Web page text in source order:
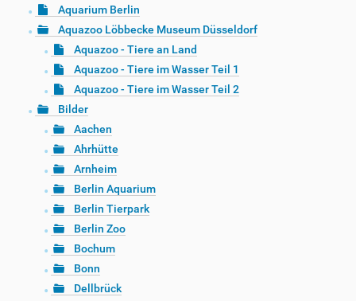
Aquarium Berlin
Aquazoo Löbbecke Museum Düsseldorf
Aquazoo - Tiere an Land
Aquazoo - Tiere im Wasser Teil 1
Aquazoo - Tiere im Wasser Teil 2
Bilder
Aachen
Ahrhütte
Arnheim
Berlin Aquarium
Berlin Tierpark
Berlin Zoo
Bochum
Bonn
Dellbrück